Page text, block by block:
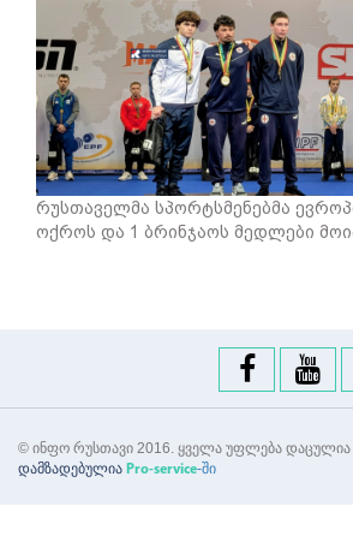
რუსთაველმა სპორტსმენებმა
ოქროს და 1 ბრინჯაოს მედლები
© ინფო რუსთავი 2016. ყველა უფლება დაცულია
დამზადებულია Pro-service-ში